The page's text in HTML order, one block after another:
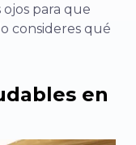
para que
consideres qué
en